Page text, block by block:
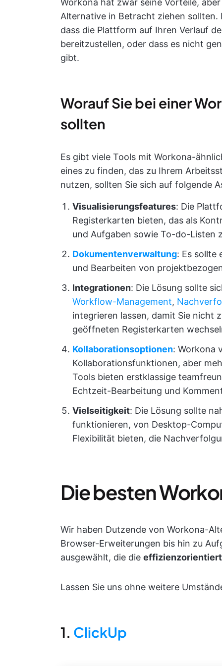
Workona hat zwar seine Vorteile,
Alternative in Betracht ziehen
dass die Plattform auf Ihren Verlauf
bereitzustellen, oder dass es nicht
gibt.
Worauf Sie bei einer
sollten
Es gibt viele Tools mit Workona-
eines zu finden, das zu Ihrem
nutzen, sollten Sie sich auf folgende
Visualisierungsfeatures: Die
Registerkarten bieten, das als
und Aufgaben sowie To-do-Listen
Dokumentenverwaltung: Es sollte
und Bearbeiten von
Integrationen: Die Lösung sollte
Workflow-Management,
integrieren lassen, damit Sie nicht
geöffneten Registerkarten
Kollaborationsoptionen: Workona
Kollaborationsfunktionen, aber
Tools bieten erstklassige
Echtzeit-Bearbeitung und
Vielseitigkeit: Die Lösung sollte
funktionieren, von Desktop-
Flexibilität bieten, die
Die besten
Wir haben Dutzende von Workona-
Browser-Erweiterungen bis hin zu
ausgewählt, die die
Lassen Sie uns ohne weitere
1. ClickUp